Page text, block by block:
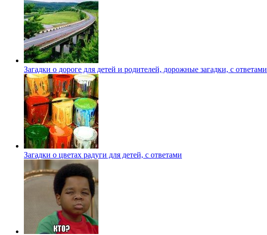
Загадки о дороге для детей и родителей, дорожные загадки, с ответами
Загадки о цветах радуги для детей, с ответами